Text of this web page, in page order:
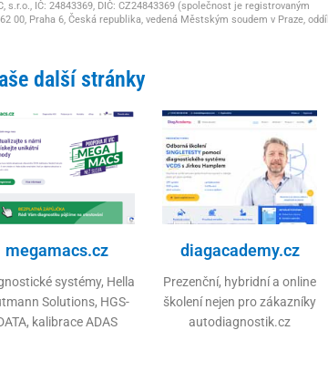
s.r.o., IČ: 24843369, DIČ: CZ24843369 (společnost je registrovaným
00, Praha 6, Česká republika, vedená Městským soudem v Praze, oddíl
další stránky
megamacs.cz
systémy, Hella
Solutions, HGS-
kalibrace ADAS
diagacademy.cz
Prezenční, hybridní a online
školení nejen pro zákazníky
autodiagnostik.cz